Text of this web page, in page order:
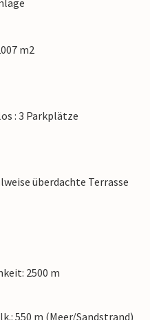
m2
: 3 Parkplätze
überdachte Terrasse
2500 m
550 m (Meer/Sandstrand)